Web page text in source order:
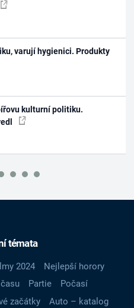
varují hygienici. Produkty
kulturní politiku.
témata
2024
Nejlepší horory
Partie
Počasí
začátky
Auto – katalog